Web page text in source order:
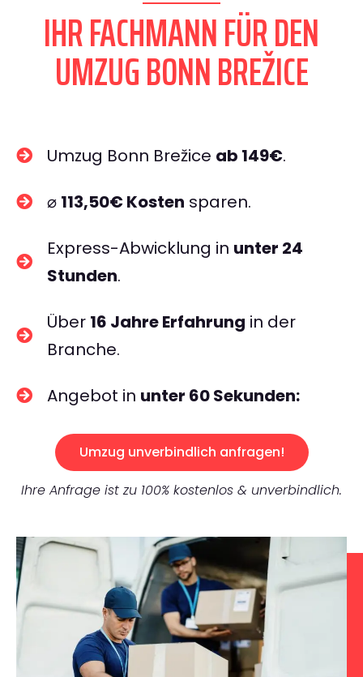
IHR FACHMANN FÜR DEN
UMZUG BONN BREŽICE
Umzug Bonn Brežice ab 149€.
⌀ 113,50€ Kosten sparen.
Express-Abwicklung in unter 24
Stunden.
Über 16 Jahre Erfahrung in der
Branche.
Angebot in unter 60 Sekunden:
Umzug unverbindlich anfragen!
Ihre Anfrage ist zu 100% kostenlos & unverbindlich.